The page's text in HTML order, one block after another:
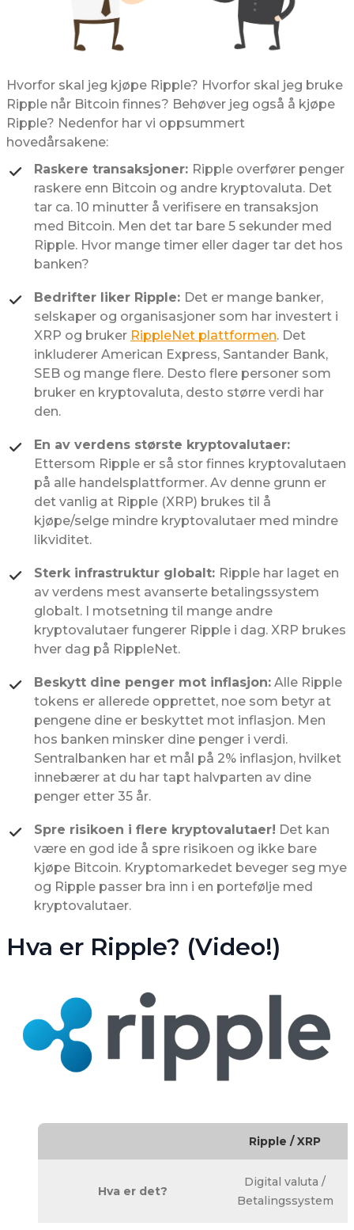
Hvorfor skal jeg kjøpe Ripple? Hvorfor skal jeg bruke
Ripple når Bitcoin finnes? Behøver jeg også å kjøpe
Ripple? Nedenfor har vi oppsummert
hovedårsakene:
Raskere transaksjoner: Ripple overfører penger
raskere enn Bitcoin og andre kryptovaluta. Det
tar ca. 10 minutter å verifisere en transaksjon
med Bitcoin. Men det tar bare 5 sekunder med
Ripple. Hvor mange timer eller dager tar det hos
banken?
Bedrifter liker Ripple: Det er mange banker,
selskaper og organisasjoner som har investert i
XRP og bruker RippleNet plattformen. Det
inkluderer American Express, Santander Bank,
SEB og mange flere. Desto flere personer som
bruker en kryptovaluta, desto større verdi har
den.
En av verdens største kryptovalutaer:
Ettersom Ripple er så stor finnes kryptovalutaen
på alle handelsplattformer. Av denne grunn er
det vanlig at Ripple (XRP) brukes til å
kjøpe/selge mindre kryptovalutaer med mindre
likviditet.
Sterk infrastruktur globalt: Ripple har laget en
av verdens mest avanserte betalingssystem
globalt. I motsetning til mange andre
kryptovalutaer fungerer Ripple i dag. XRP brukes
hver dag på RippleNet.
Beskytt dine penger mot inflasjon: Alle Ripple
tokens er allerede opprettet, noe som betyr at
pengene dine er beskyttet mot inflasjon. Men
hos banken minsker dine penger i verdi.
Sentralbanken har et mål på 2% inflasjon, hvilket
innebærer at du har tapt halvparten av dine
penger etter 35 år.
Spre risikoen i flere kryptovalutaer! Det kan
være en god ide å spre risikoen og ikke bare
kjøpe Bitcoin. Kryptomarkedet beveger seg mye
og Ripple passer bra inn i en portefølje med
kryptovalutaer.
Hva er Ripple? (Video!)
Ripple / XRP
Hva er det?
Digital valuta /
Betalingssystem